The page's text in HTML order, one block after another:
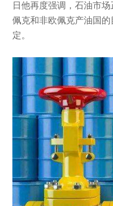
日他再度强调，石油市
佩克和非欧佩克产油国
定。